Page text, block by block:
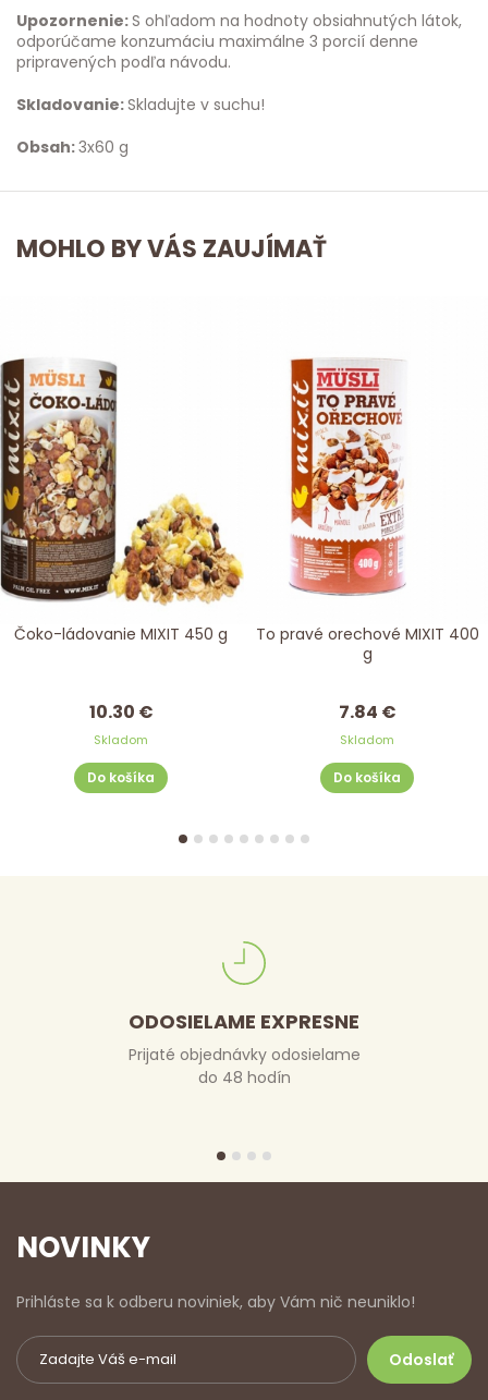
Upozornenie:S ohľadom na hodnoty obsiahnutých látok,
odporúčame konzumáciu maximálne 3 porcií denne
pripravených podľa návodu.
Skladovanie:Skladujte v suchu!
Obsah:3x60 g
MOHLO BY VÁS ZAUJÍMAŤ
Čoko-ládovanie MIXIT 450 g
10.30 €
Skladom
Do košíka
To pravé orechové MIXIT 400
g
7.84 €
Skladom
Do košíka
ODOSIELAME EXPRESNE
Prijaté objednávky odosielame
do 48 hodín
NOVINKY
Prihláste sa k odberu noviniek, aby Vám nič neuniklo!